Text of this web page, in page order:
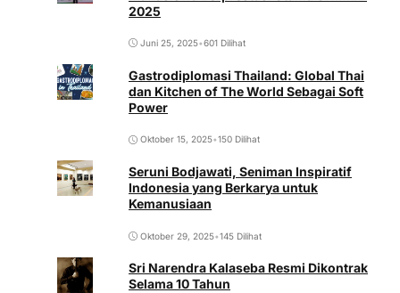
2025
Juni 25, 2025•601 Dilihat
Gastrodiplomasi Thailand: Global Thai
dan Kitchen of The World Sebagai Soft
Power
Oktober 15, 2025•150 Dilihat
Seruni Bodjawati, Seniman Inspiratif
Indonesia yang Berkarya untuk
Kemanusiaan
Oktober 29, 2025•145 Dilihat
Sri Narendra Kalaseba Resmi Dikontrak
Selama 10 Tahun